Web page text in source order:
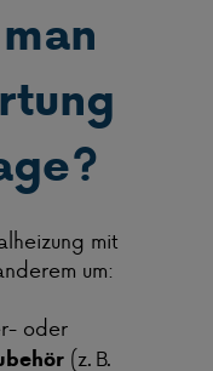
mit
um:
oder
(z. B.